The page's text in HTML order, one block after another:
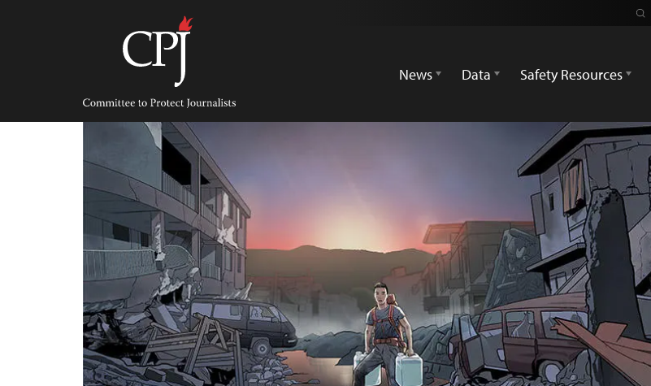
Committee
Protect
Journalists
News
Data Safety Resources